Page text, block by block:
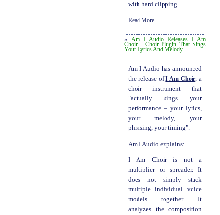
with hard clipping.
Read More
» Am I Audio Releases I Am
Choir - Choir Plugin That Sings
Your Lyrics And Melody
Am I Audio has announced
the release ofI Am Choir, a
choir instrument that
"actually sings your
performance – your lyrics,
your melody, your
phrasing, your timing".
Am I Audio explains:
I Am Choir is not a
multiplier or spreader. It
does not simply stack
multiple individual voice
models together. It
analyzes the composition